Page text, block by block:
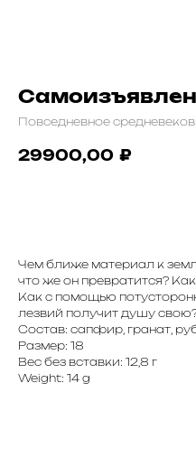
Повседневное
29900,00 ₽
Чем ближе материал к
что же он превратится?
Как с помощью
лезвий получит душу
Состав: сапфир, гранат,
Размер: 18
Вес без вставки: 12,8 г
Weight: 14 g